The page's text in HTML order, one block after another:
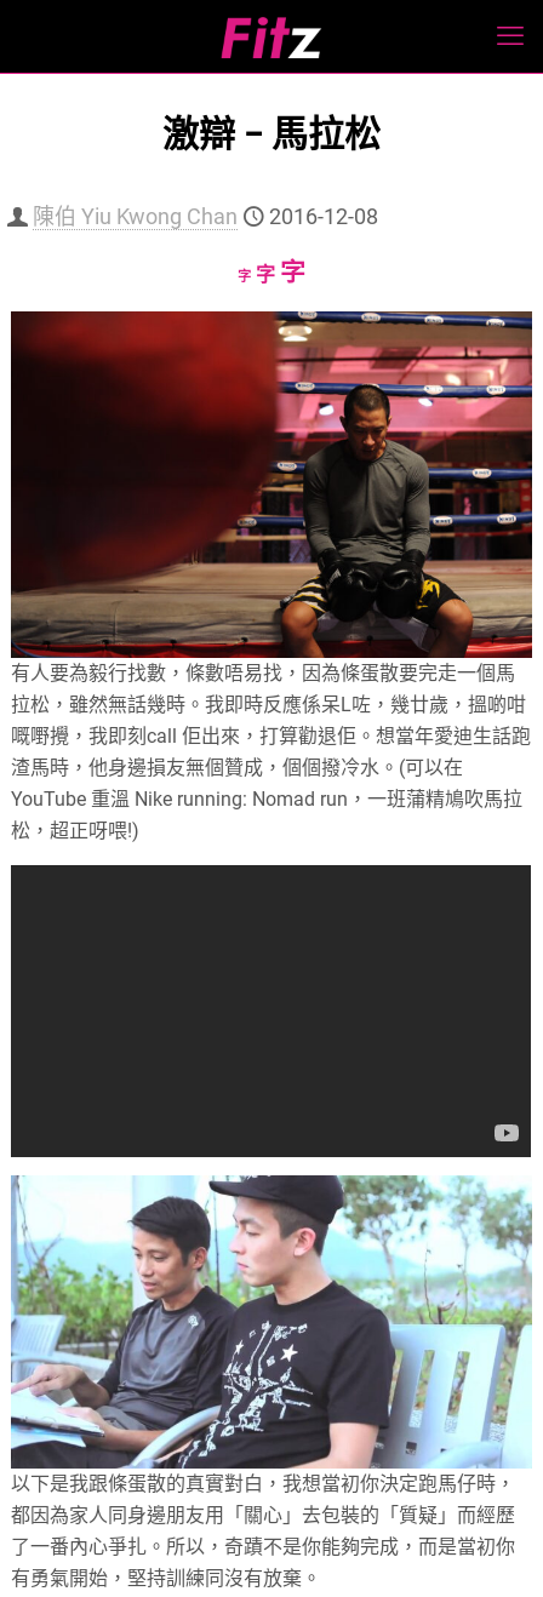
激辯 – 馬拉松
陳伯 Yiu Kwong Chan 2016-12-08
字Decrease
size.
字Reset
size.
字Increase
size.
有人要為毅行找數，條數唔易找，因為條蛋散要完走一個馬
拉松，雖然無話幾時。我即時反應係呆L咗，幾廿歲，搵啲咁
嘅嘢攪，我即刻call 佢出來，打算勸退佢。想當年愛迪生話跑
渣馬時，他身邊損友無個贊成，個個撥冷水。(可以在
YouTube 重溫 Nike running: Nomad run，一班蒲精鳩吹馬拉
松，超正呀喂!)
以下是我跟條蛋散的真實對白，我想當初你決定跑馬仔時，
都因為家人同身邊朋友用「關心」去包裝的「質疑」而經歷
了一番內心爭扎。所以，奇蹟不是你能夠完成，而是當初你
有勇氣開始，堅持訓練同沒有放棄。